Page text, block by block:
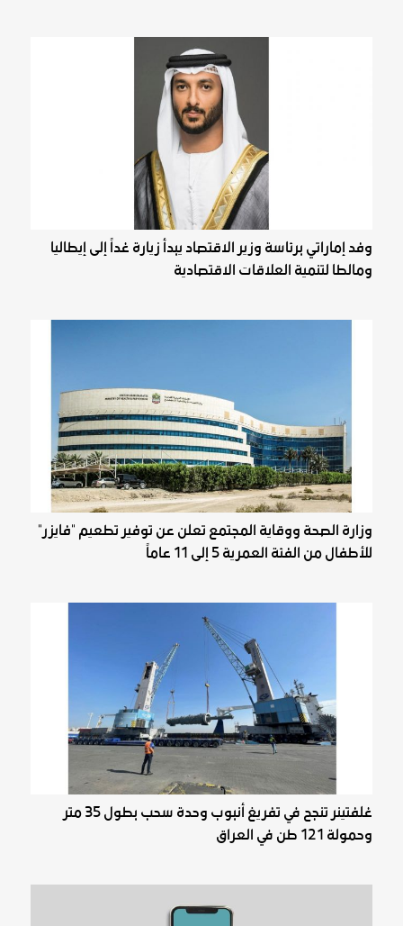
وفد إماراتي برئاسة وزير الاقتصاد يبدأ زيارة غداً إلى إيطاليا
ومالطا لتنمية العلاقات الاقتصادية
وزارة الصحة ووقاية المجتمع تعلن عن توفير تطعيم "فايزر"
للأطفال من الفئة العمرية 5 إلى 11 عاماً
غلفتينر تنجح في تفريغ أنبوب وحدة سحب بطول 35 متر
وحمولة 121 طن في العراق